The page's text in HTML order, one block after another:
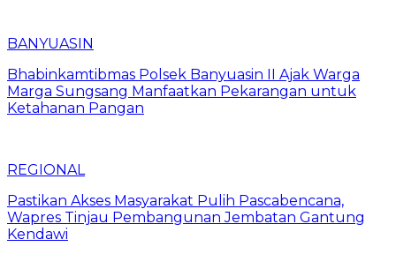
BANYUASIN
Bhabinkamtibmas Polsek Banyuasin II Ajak Warga
Marga Sungsang Manfaatkan Pekarangan untuk
Ketahanan Pangan
REGIONAL
Pastikan Akses Masyarakat Pulih Pascabencana,
Wapres Tinjau Pembangunan Jembatan Gantung
Kendawi